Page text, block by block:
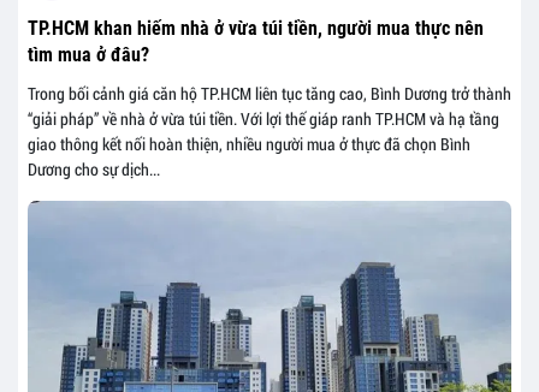
TP.HCM khan hiếm nhà ở vừa túi tiền, người mua thực nên
tìm mua ở đâu?
Trong bối cảnh giá căn hộ TP.HCM liên tục tăng cao, Bình Dương trở thành
“giải pháp” về nhà ở vừa túi tiền. Với lợi thế giáp ranh TP.HCM và hạ tầng
giao thông kết nối hoàn thiện, nhiều người mua ở thực đã chọn Bình
Dương cho sự dịch...